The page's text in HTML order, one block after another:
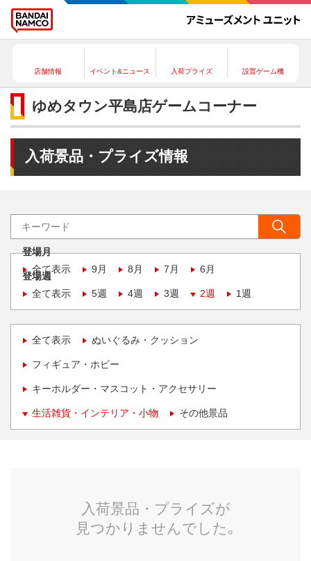
店舗情報 イベント&ニュース 入荷プライズ 設置ゲーム機
ゆめタウン平島店ゲームコーナー
入荷景品・プライズ情報
登場月
全て表示
9月 8月 7月 6月
登場週
全て表示
5週 4週 3週 2週 1週
全て表示 ぬいぐるみ・クッション
フィギュア・ホビー
キーホルダー・マスコット・アクセサリー
生活雑貨・インテリア・小物 その他景品